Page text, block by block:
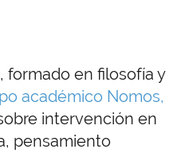
formado en filosofía y
académico Nomos,
intervención en
pensamiento